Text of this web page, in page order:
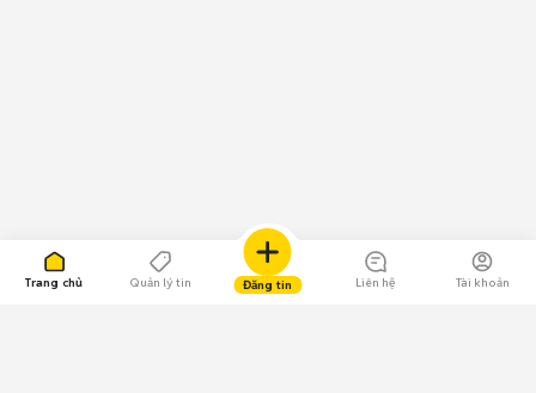
Trang chủ Quản lý tin Đăng tin Liên hệ Tài khoản